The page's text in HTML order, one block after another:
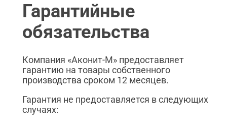
Гарантийные
обязательства
Компания «Аконит-М» предоставляет
гарантию на товары собственного
производства сроком 12 месяцев.
Гарантия не предоставляется в следующих
случаях: